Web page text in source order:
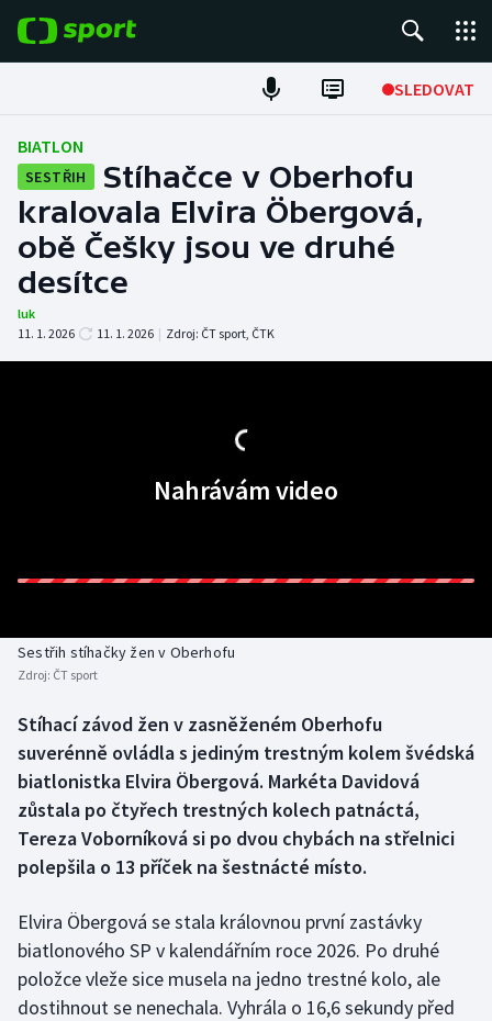
SLEDOVAT
Fotbal
Hokej
Tenis
Atletika
Boby a skeleton
Box
Curling
Dostihy
Florbal
Futsal
Golf
AZ kvíz
BIATLON
SESTŘIH
Stíhačce v Oberhofu
kralovala Elvira Öbergová,
obě Češky jsou ve druhé
desítce
luk
11. 1. 2026
11. 1. 2026 | Zdroj: ČT sport, ČTK
Nahrávám video
Sestřih stíhačky žen v Oberhofu
Zdroj: ČT sport
Stíhací závod žen v zasněženém Oberhofu
suverénně ovládla s jediným trestným kolem švédská
biatlonistka Elvira Öbergová. Markéta Davidová
zůstala po čtyřech trestných kolech patnáctá,
Tereza Voborníková si po dvou chybách na střelnici
polepšila o 13 příček na šestnácté místo.
Elvira Öbergová se stala královnou první zastávky
biatlonového SP v kalendářním roce 2026. Po druhé
položce vleže sice musela na jedno trestné kolo, ale
dostihnout se nenechala. Vyhrála o 16,6 sekundy před